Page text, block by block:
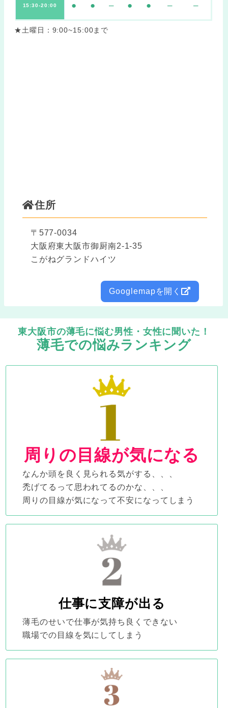
15:30-20:00 ● ● – ● ● – –
★土曜日：9:00~15:00まで
住所
〒577-0034
大阪府東大阪市御厨南2-1-35
こがねグランドハイツ
Googlemapを開く
東大阪市の薄毛に悩む男性・女性に聞いた！
薄毛での悩みランキング
周りの目線が気になる
なんか頭を良く見られる気がする、、、
禿げてるって思われてるのかな、、、
周りの目線が気になって不安になってしまう
仕事に支障が出る
薄毛のせいで仕事が気持ち良くできない
職場での目線を気にしてしまう